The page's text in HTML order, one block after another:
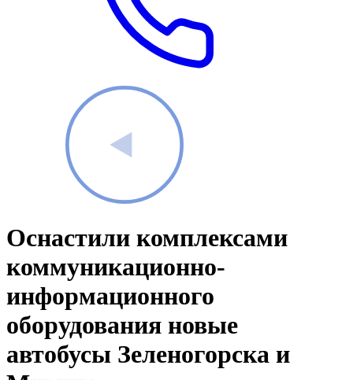
Оснастили комплексами
коммуникационно-
информационного
оборудования новые
автобусы Зеленогорска и